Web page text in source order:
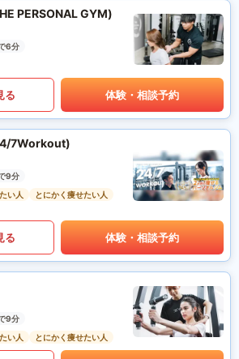
PERSONAL GYM)
6分
る 体験・相談予約
7Workout)
9分
い人
とにかく痩せたい人
る 体験・相談予約
9分
い人
とにかく痩せたい人